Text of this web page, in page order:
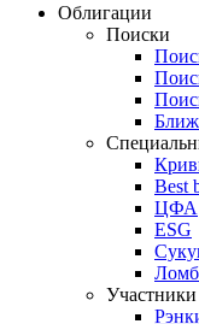
Облигации
Поиски
Best
ЦФА
ESG